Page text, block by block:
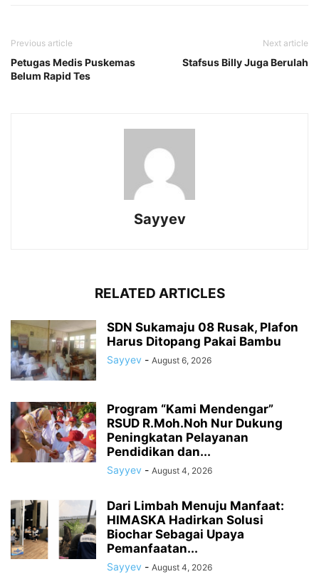
Previous article
Petugas Medis Puskemas
Belum Rapid Tes
Next article
Stafsus Billy Juga Berulah
Sayyev
RELATED ARTICLES
SDN Sukamaju 08 Rusak, Plafon
Harus Ditopang Pakai Bambu
Sayyev - August 6, 2026
Program “Kami Mendengar”
RSUD R.Moh.Noh Nur Dukung
Peningkatan Pelayanan
Pendidikan dan...
Sayyev - August 4, 2026
Dari Limbah Menuju Manfaat:
HIMASKA Hadirkan Solusi
Biochar Sebagai Upaya
Pemanfaatan...
Sayyev - August 4, 2026